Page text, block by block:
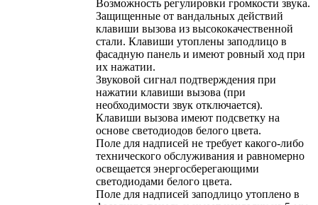
Возможность регулировки громкости звука.
Защищенные от вандальных действий
клавиши вызова из высококачественной
стали. Клавиши утоплены заподлицо в
фасадную панель и имеют ровный ход при
их нажатии.
Звуковой сигнал подтверждения при
нажатии клавиши вызова (при
необходимости звук отключается).
Клавиши вызова имеют подсветку на
основе светодиодов белого цвета.
Поле для надписей не требует какого-либо
технического обслуживания и равномерно
освещается энергосберегающими
светодиодами белого цвета.
Поле для надписей заподлицо утоплено в